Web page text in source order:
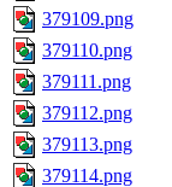
379109.png
379110.png
379111.png
379112.png
379113.png
379114.png